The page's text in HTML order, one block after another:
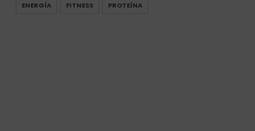
ENERGÍA FITNESS PROTEÍNA